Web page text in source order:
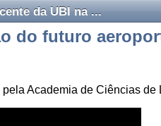
da UBI na ...
do futuro
Academia de Ciências de